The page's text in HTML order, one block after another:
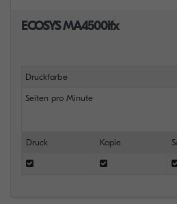
ECOSYS MA4500ifx
Druckfarbe
Seiten pro Minute
Druck Kopie